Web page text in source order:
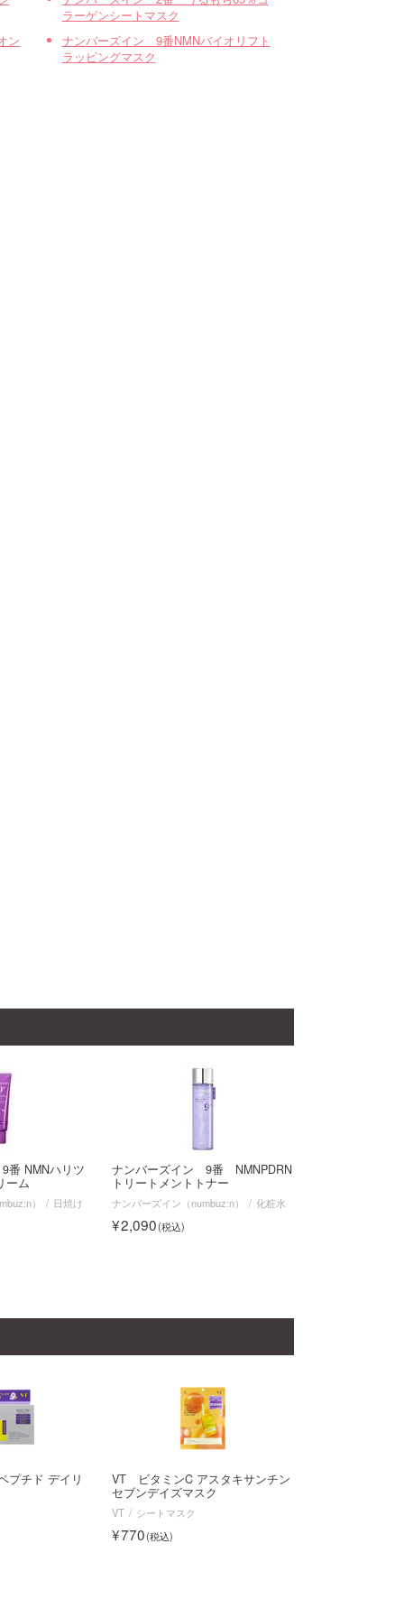
ラーゲンシートマスク
ン
ナンバーズイン 9番NMNバイオリフト
ラッピングマスク
NMNハリツ
ーム
）
日焼け
ナンバーズイン 9番 NMNPDRN
トリートメントトナー
ナンバーズイン（numbuz:n） 化粧水
2,090
チド デイリ
VT ビタミンC アスタキサンチン
セブンデイズマスク
VT シートマスク
770